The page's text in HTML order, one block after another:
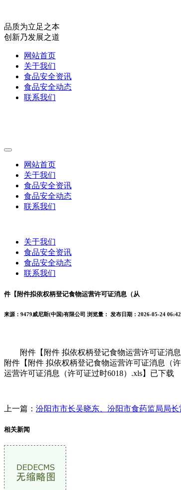
品质为立足之本
创新乃发展之道
网站首页
关于我们
食品安全资讯
食品安全动态
联系我们
网站首页
关于我们
食品安全资讯
食品安全动态
联系我们
关于我们
食品安全资讯
食品安全动态
联系我们
件【附件拟依权柄登记食物运营许可证消息（从
来源：9479威尼斯(中国)有限公司 浏览量： 发布日期：2026-05-24 06:42
附件【附件 拟依权柄登记食物运营许可证消息
附件【附件 拟依权柄登记食物运营许可证消息（
运营许可证消息（许可证过时6018）.xls】已下载
上一篇： 汾阳市市长吴晓东、汾阳市食药监局局长
相关新闻